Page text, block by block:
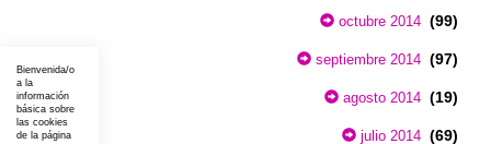
octubre 2014 (99)
septiembre 2014 (97)
agosto 2014 (19)
julio 2014 (69)
Bienvenida/o
a la
información
básica sobre
las cookies
de la página